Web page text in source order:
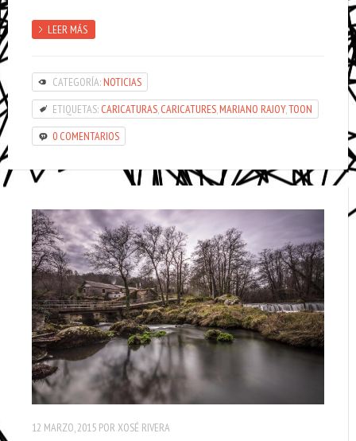
LEER MÁS
CATEGORÍA: NOTICIAS
ETIQUETAS: CARICATURAS,CARICATURES,MARIANO RAJOY,TOON
0 COMENTARIOS
12 MARZO, 2015 PORXOSÉ RIVERA